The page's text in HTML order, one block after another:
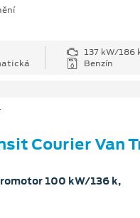
137 kW/186
Benzín
Courier Van
100 kW/136 k,